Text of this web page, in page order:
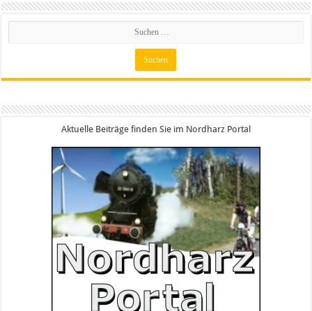
Aktuelle Beiträge finden Sie im Nordharz Portal